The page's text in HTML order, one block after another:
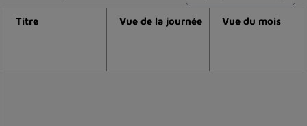
Titre Vue de la journée Vue du mois